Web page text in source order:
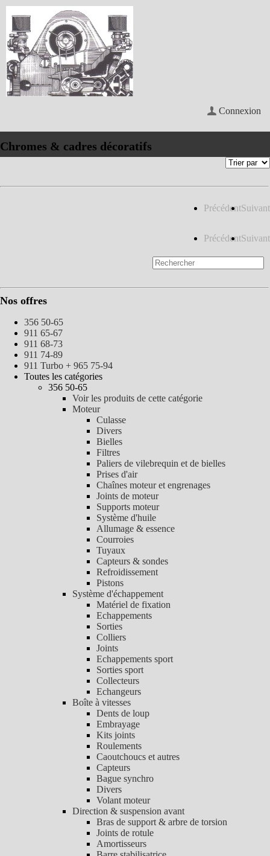
Connexion
Chromes & cadres décoratifs
PrécédentSuivant
PrécédentSuivant
Nos offres
356 50-65
911 65-67
911 68-73
911 74-89
911 Turbo + 965 75-94
Toutes les catégories
356 50-65
Voir les produits de cette catégorie
Moteur
Culasse
Divers
Bielles
Filtres
Paliers de vilebrequin et de bielles
Prises d'air
Chaînes moteur et engrenages
Joints de moteur
Supports moteur
Système d'huile
Allumage & essence
Courroies
Tuyaux
Capteurs & sondes
Refroidissement
Pistons
Système d'échappement
Matériel de fixation
Echappements
Sorties
Colliers
Joints
Echappements sport
Sorties sport
Collecteurs
Echangeurs
Boîte à vitesses
Dents de loup
Embrayage
Kits joints
Roulements
Caoutchoucs et autres
Capteurs
Bague synchro
Divers
Volant moteur
Direction & suspension avant
Bras de support & arbre de torsion
Joints de rotule
Amortisseurs